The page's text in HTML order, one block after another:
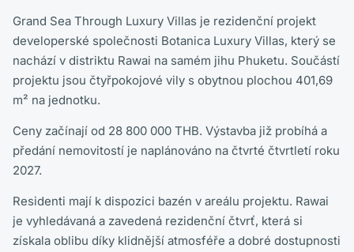
Grand Sea Through Luxury Villas je rezidenční projekt
developerské společnosti Botanica Luxury Villas, který se
nachází v distriktu Rawai na samém jihu Phuketu. Součástí
projektu jsou čtyřpokojové vily s obytnou plochou 401,69
m² na jednotku.
Ceny začínají od 28 800 000 THB. Výstavba již probíhá a
předání nemovitostí je naplánováno na čtvrté čtvrtletí roku
2027.
Residenti mají k dispozici bazén v areálu projektu. Rawai
je vyhledávaná a zavedená rezidenční čtvrť, která si
získala oblibu díky klidnější atmosféře a dobré dostupnosti